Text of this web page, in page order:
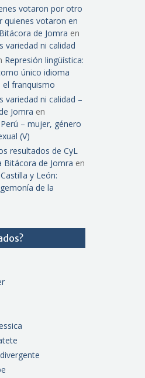
votaron por otro
quienes votaron en
de Jomra en
variedad ni calidad
Represión lingüística:
único idioma
el franquismo
variedad ni calidad –
Jomra en
– mujer, género
(V)
resultados de CyL
Bitácora de Jomra en
y León:
de la